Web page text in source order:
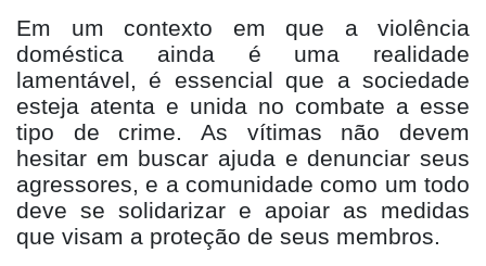
Em um contexto em que a violência
doméstica ainda é uma realidade
lamentável, é essencial que a sociedade
esteja atenta e unida no combate a esse
tipo de crime. As vítimas não devem
hesitar em buscar ajuda e denunciar seus
agressores, e a comunidade como um todo
deve se solidarizar e apoiar as medidas
que visam a proteção de seus membros.